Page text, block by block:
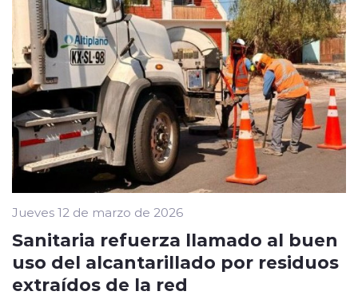
Jueves 12 de marzo de 2026
Sanitaria refuerza llamado al buen
uso del alcantarillado por residuos
extraídos de la red